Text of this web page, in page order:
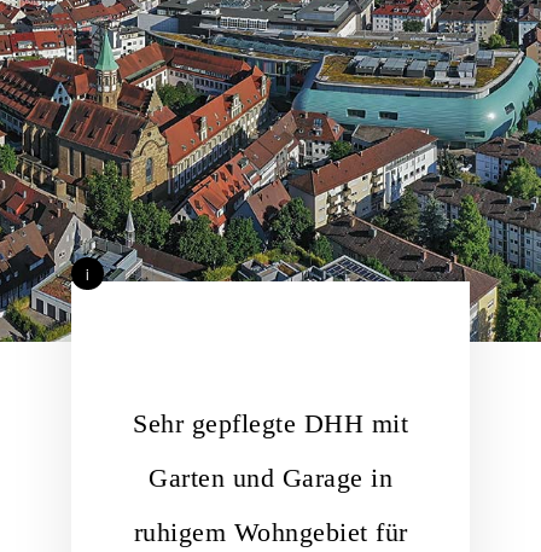
i
Sehr gepflegte DHH mit
Garten und Garage in
ruhigem Wohngebiet für